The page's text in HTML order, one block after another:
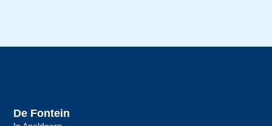
De Fontein